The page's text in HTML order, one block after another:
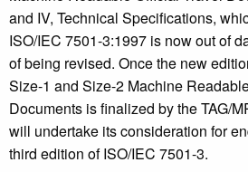
and IV, Technical Specifications,
ISO/IEC 7501-3:1997 is now out of
of being revised. Once the new
Size-1 and Size-2 Machine
Documents is finalized by the TAG/
will undertake its consideration for
third edition of ISO/IEC 7501-3.